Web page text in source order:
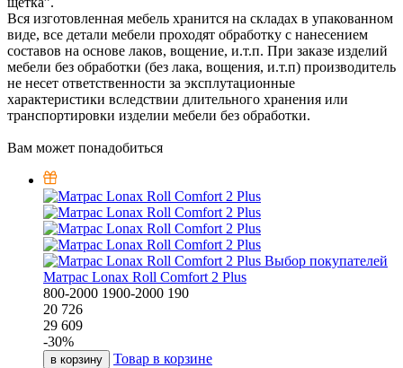
Вся изготовленная мебель хранится на складах в упакованном
виде, все детали мебели проходят обработку с нанесением
составов на основе лаков, вощение, и.т.п. При заказе изделий
мебели без обработки (без лака, вощения, и.т.п) производитель
не несет ответственности за эксплутационные
характеристики вследствии длительного хранения или
транспортировки изделии мебели без обработки.
Вам может понадобиться
Выбор покупателей
Матрас Lonax Roll Comfort 2 Plus
800-2000 1900-2000 190
20 726
29 609
-30%
в корзину Товар в корзине